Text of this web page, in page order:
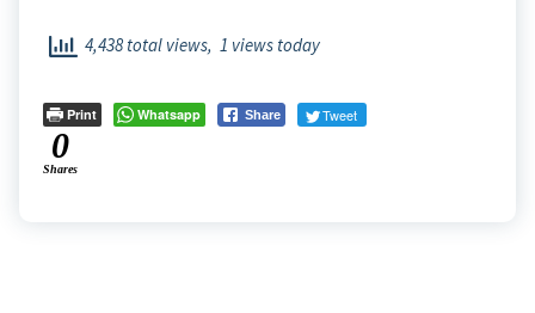
4,438 total views, 1 views today
Print Whatsapp Share Tweet
0
Shares